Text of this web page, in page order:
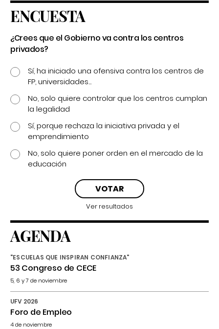
ENCUESTA
¿Crees que el Gobierno va contra los centros
privados?
Sí, ha iniciado una ofensiva contra los centros de
FP, universidades...
No, solo quiere controlar que los centros cumplan
la legalidad
Sí, porque rechaza la iniciativa privada y el
emprendimiento
No, solo quiere poner orden en el mercado de la
educación
Ver resultados
AGENDA
"ESCUELAS QUE INSPIRAN CONFIANZA"
53 Congreso de CECE
5, 6 y 7 de noviembre
UFV 2026
Foro de Empleo
4 de noviembre